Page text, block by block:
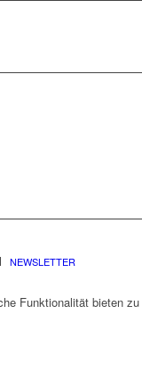
NEWSLETTER
Funktionalität bieten zu